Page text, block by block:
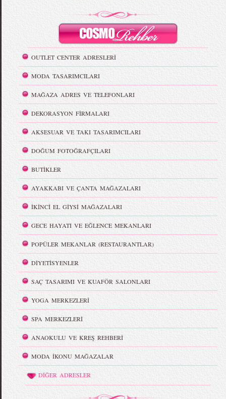
OUTLET CENTER ADRESLERİ
MODA TASARIMCILARI
MAĞAZA ADRES VE TELEFONLARI
DEKORASYON FİRMALARI
AKSESUAR VE TAKI TASARIMCILARI
DOĞUM FOTOĞRAFÇILARI
BUTİKLER
AYAKKABI VE ÇANTA MAĞAZALARI
İKİNCİ EL GİYSİ MAĞAZALARI
GECE HAYATI VE EĞLENCE MEKANLARI
POPÜLER MEKANLAR (RESTAURANTLAR)
DİYETİSYENLER
SAÇ TASARIMI VE KUAFÖR SALONLARI
YOGA MERKEZLERİ
SPA MERKEZLERİ
ANAOKULU VE KREŞ REHBERİ
MODA İKONU MAĞAZALAR
DİĞER ADRESLER